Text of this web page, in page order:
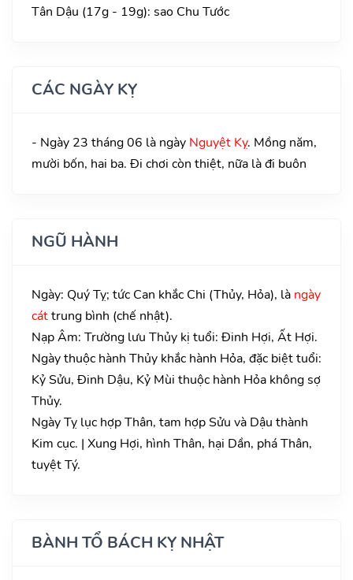
Tân Dậu (17g - 19g): sao Chu Tước
CÁC NGÀY KỴ
- Ngày 23 tháng 06 là ngày Nguyệt Kỵ. Mồng năm,
mười bốn, hai ba. Đi chơi còn thiệt, nữa là đi buôn
NGŨ HÀNH
Ngày: Quý Tỵ; tức Can khắc Chi (Thủy, Hỏa), là ngày
cáttrung bình (chế nhật).
Nạp Âm: Trường lưu Thủy kị tuổi: Đinh Hợi, Ất Hợi.
Ngày thuộc hành Thủy khắc hành Hỏa, đặc biệt tuổi:
Kỷ Sửu, Đinh Dậu, Kỷ Mùi thuộc hành Hỏa không sợ
Thủy.
Ngày Tỵ lục hợp Thân, tam hợp Sửu và Dậu thành
Kim cục. | Xung Hợi, hình Thân, hại Dần, phá Thân,
tuyệt Tý.
BÀNH TỔ BÁCH KỴ NHẬT